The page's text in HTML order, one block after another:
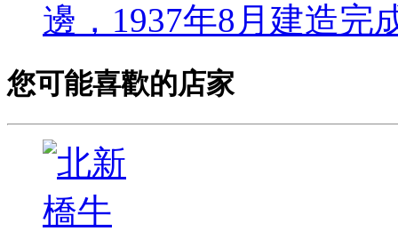
邊，1937年8月建造完
您可能喜歡的店家